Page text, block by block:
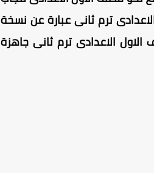
2025 ، قطع نحو للصف الاول الاعدادى ترم ثانى عبارة عن نسخة
الاعدادى ترم ثانى جاهزة